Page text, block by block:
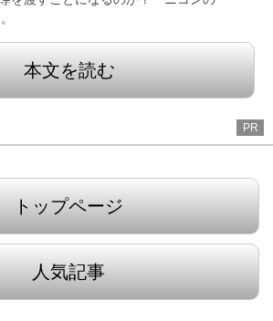
本文を読む
PR
トップページ
人気記事